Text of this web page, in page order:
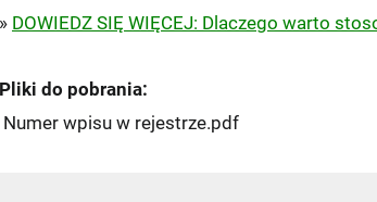
» DOWIEDZ SIĘ WIĘCEJ: Dlaczego warto
Pliki do pobrania:
Numer wpisu w rejestrze.pdf
przedpłata